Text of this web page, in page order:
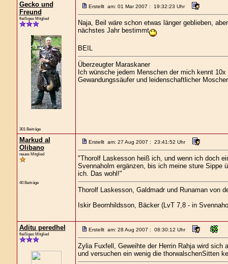
Gecko und
Freund
fleißiges Mitglied
301 Beiträge
Erstellt am: 01 Mar 2007 : 19:32:23 Uhr
Naja, Beil wäre schon etwas länger geblieben,
nächstes Jahr bestimmt
BEIL
Überzeugter Maraskaner
Ich wünsche jedem Menschen der mich kennt
Gewandungssäufer und leidenschaftlicher Moscher
Markud al
Olibano
neues Mitglied
40 Beiträge
Erstellt am: 27 Aug 2007 : 23:41:52 Uhr
"Thorolf Laskesson heiß ich, und wenn ich doch
Svennaholm ergänzen, bis ich meine sture Sippe
ich. Das wohl!"
Thorolf Laskesson, Galdmadr und Runaman von
Iskir Beornhildsson, Bäcker (LvT 7,8 - in
Aditu peredhel
fleißiges Mitglied
Erstellt am: 28 Aug 2007 : 08:30:12 Uhr
Zylia Fuxfell, Geweihte der Herrin Rahja wird sich
und versuchen ein wenig die thorwalschenSitten